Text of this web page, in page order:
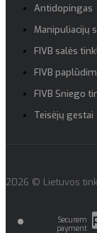
Antidopingas
Manipuliacijų
FIVB salės
FIVB
FIVB Sniego
Teisėjų gestai
2026 © Lietuvos
Securem
payment